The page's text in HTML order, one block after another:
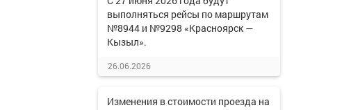
выполняться рейсы по маршрутам
№8944 и №9298 «Красноярск —
Кызыл».
26.06.2026
Изменения в стоимости проезда на